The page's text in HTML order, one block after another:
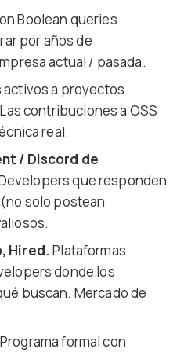
Boolean queries
por años de
actual / pasada.
a proyectos
contribuciones a OSS
real.
/ Discord de
que responden
solo postean
Hired.Plataformas
donde los
buscan. Mercado de
Programa formal con